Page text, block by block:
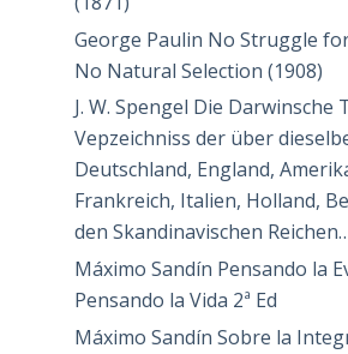
George Paulin No Struggle
No Natural Selection (1908)
J. W. Spengel Die Darwinsche
Vepzeichniss der über
Deutschland, England,
Frankreich, Italien, Holland,
den Skandinavischen
Máximo Sandín Pensando la
Pensando la Vida 2ª Ed
Máximo Sandín Sobre la